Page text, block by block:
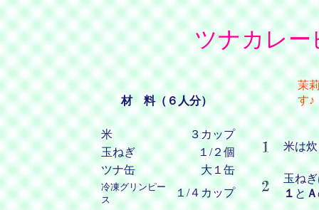
ツナカレー
材 料（６人分）
米
３カップ
玉ねぎ
１/２個
ツナ缶
大１缶
冷凍グリンピー
ス
１/４カップ
茉
す♪
米は
玉ね
１ と Ａ